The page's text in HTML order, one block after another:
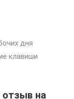
дня
клавиши
отзыв на